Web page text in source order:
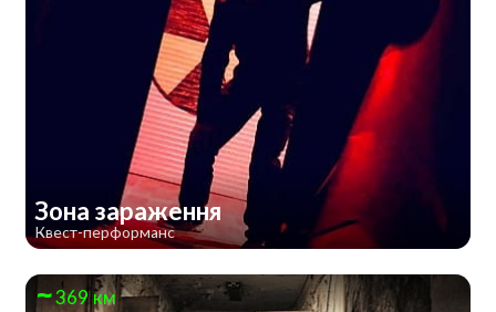
Зона зараження
Квест-перформанс
369 км